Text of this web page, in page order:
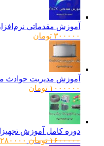
آموزش مقدماتی نرم‌افزار Wincc به صورت تصویری
۳۰۰۰۰۰ تومان
آموزش مدیریت حوادث
۱۰۰۰۰۰۰ تومان
دوره کامل آموزش تجهیزات
۱۶۰۰۰۰۰ تومانقیمت
۱۲۸۰۰۰۰